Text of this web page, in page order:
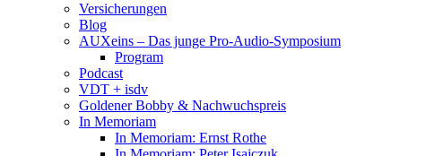
Versicherungen
Blog
AUXeins – Das junge Pro-Audio-Symposium
Program
Podcast
VDT + isdv
Goldener Bobby & Nachwuchspreis
In Memoriam
In Memoriam: Ernst Rothe